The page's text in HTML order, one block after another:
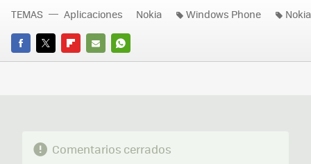
FACEBOOK
TWITTERFLIPBOARD
E-
WHATSAPP
TEMAS Aplicaciones Nokia Windows Phone
Comentarios cerrados